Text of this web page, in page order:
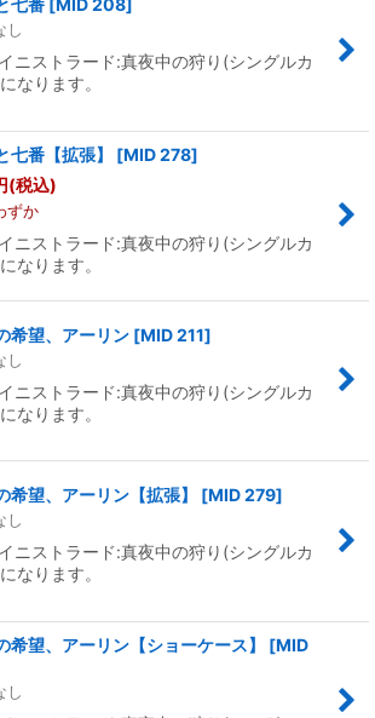
七番 [ MID 208]
し
ニストラード:真夜中の狩り(シングルカ
なります。
七番【拡張】 [MID 278]
(税込)
ずか
ニストラード:真夜中の狩り(シングルカ
なります。
希望、アーリン [MID 211]
し
ニストラード:真夜中の狩り(シングルカ
なります。
希望、アーリン【拡張】 [MID 279]
し
ニストラード:真夜中の狩り(シングルカ
なります。
希望、アーリン【ショーケース】 [MID
し